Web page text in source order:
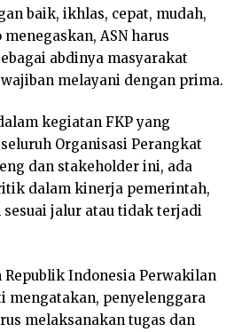
baik, ikhlas, cepat, mudah,
ASN harus
abdinya masyarakat
melayani dengan prima.
kegiatan FKP yang
Organisasi Perangkat
dan stakeholder ini, ada
dalam kinerja pemerintah,
sesuai jalur atau tidak terjadi
Republik Indonesia Perwakilan
mengatakan, penyelenggara
melaksanakan tugas dan